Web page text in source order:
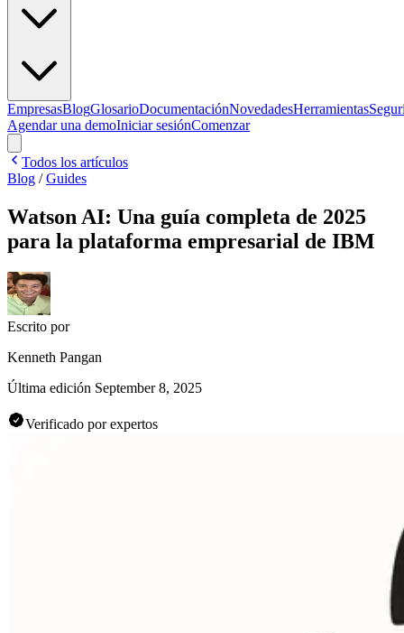
EmpresasBlogGlosarioDocumentaciónNovedadesHerramientas
Agendar una demoIniciar sesiónComenzar
Todos los artículos
Blog /Guides
Watson AI: Una guía completa de 2025
para la plataforma empresarial de IBM
Escrito por
Kenneth Pangan
Última edición September 8, 2025
Verificado por expertos